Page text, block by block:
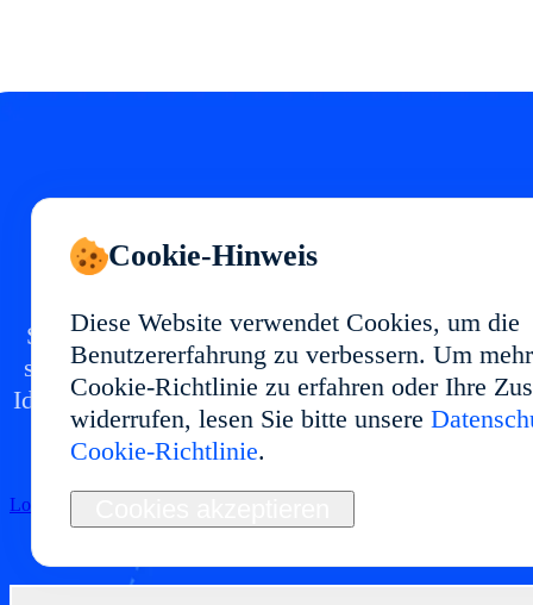
Starten Sie Ihr Cloud
Phone in
Setzen Sie eine Cloud-Phone-Umgebung in mit
stabiler Performance und flexibler Nutzung auf.
Ideal für Multi-Account-Management, App-
Automatisierung und langfristige Abläufe.
Loslegen
Cookie-Hinweis
Diese Website verwendet Cookies, um die
Benutzererfahrung zu verbessern. Um
Cookie-Richtlinie zu erfahren oder Ihre
widerrufen, lesen Sie bitte unsere
Cookie-Richtlinie.